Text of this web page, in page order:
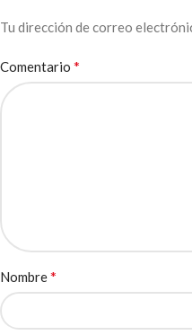
Tu dirección de correo
Comentario *
Nombre*